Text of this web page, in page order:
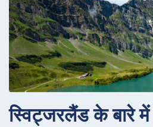
स्विट्जरलैंड के बारे